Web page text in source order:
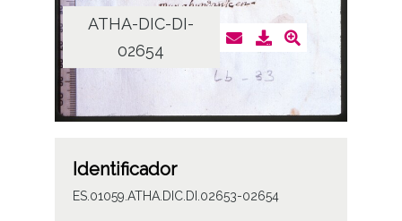
ATHA-DIC-DI-
02654
Identificador
ES.01059.ATHA.DIC.DI.02653-02654